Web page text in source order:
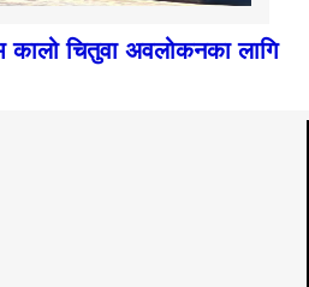
कालो चितुवा अवलोकनका लागि